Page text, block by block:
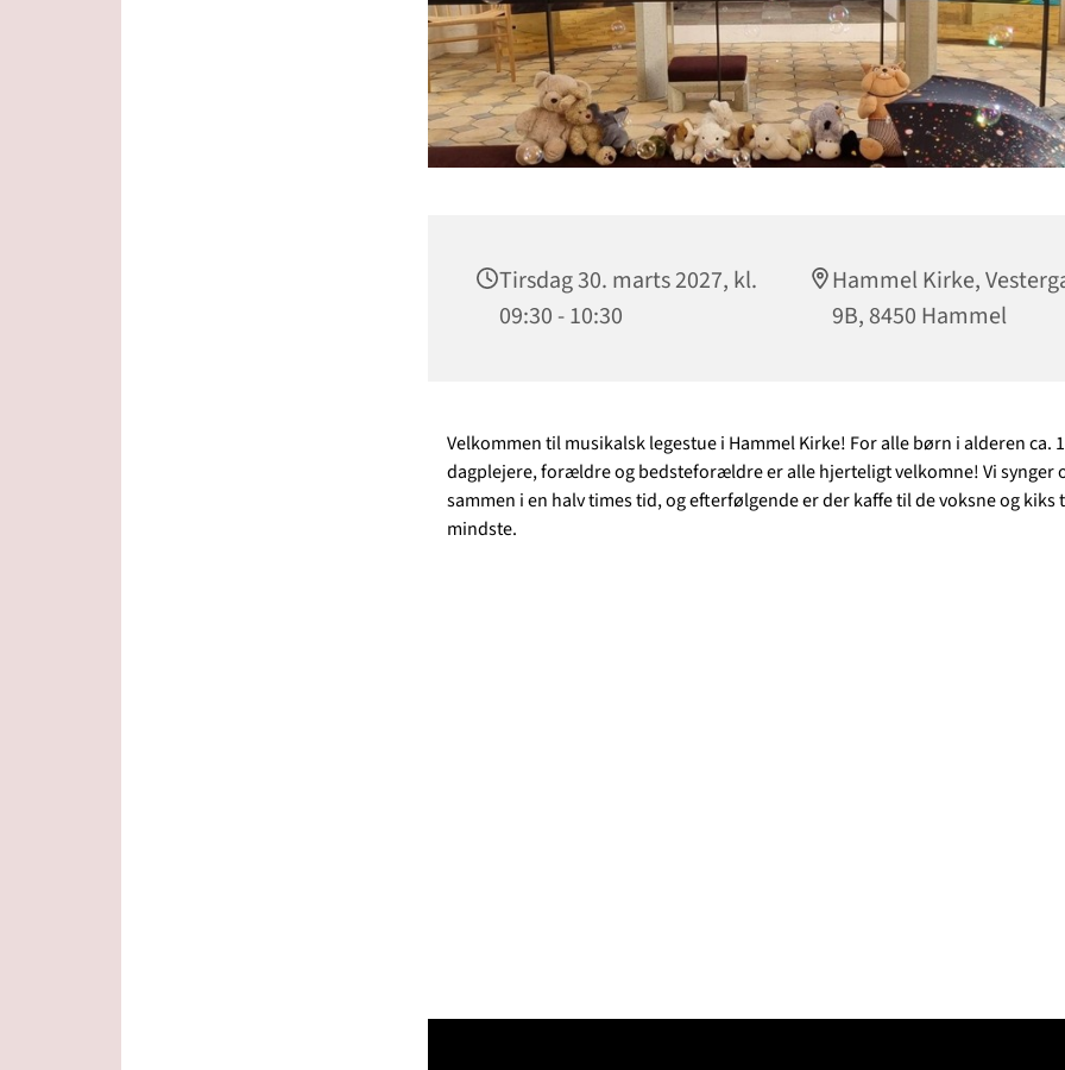
Tirsdag 30. marts 2027, kl.
09:30 - 10:30
Hammel Kirke,
9B, 8450 Hammel
Velkommen til musikalsk legestue i Hammel Kirke! For alle børn i alderen ca.
dagplejere, forældre og bedsteforældre er alle hjerteligt velkomne! Vi synger
sammen i en halv times tid, og efterfølgende er der kaffe til de voksne og kiks
mindste.